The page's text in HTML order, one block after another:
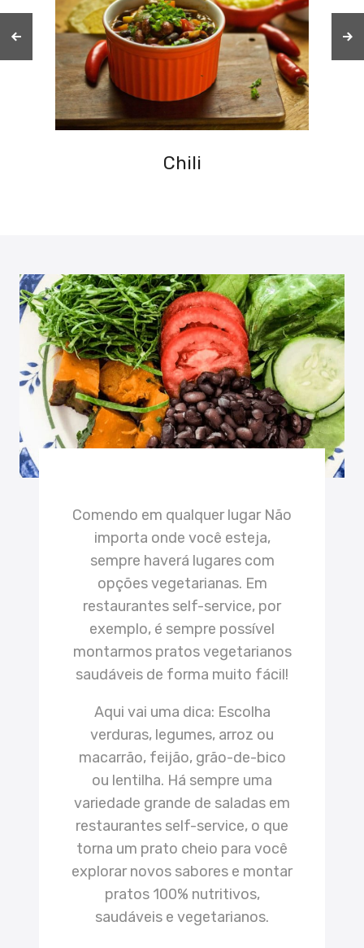
Chili
Comendo em qualquer lugar Não
importa onde você esteja,
sempre haverá lugares com
opções vegetarianas. Em
restaurantes self-service, por
exemplo, é sempre possível
montarmos pratos vegetarianos
saudáveis de forma muito fácil!
Aqui vai uma dica: Escolha
verduras, legumes, arroz ou
macarrão, feijão, grão-de-bico
ou lentilha. Há sempre uma
variedade grande de saladas em
restaurantes self-service, o que
torna um prato cheio para você
explorar novos sabores e montar
pratos 100% nutritivos,
saudáveis e vegetarianos.